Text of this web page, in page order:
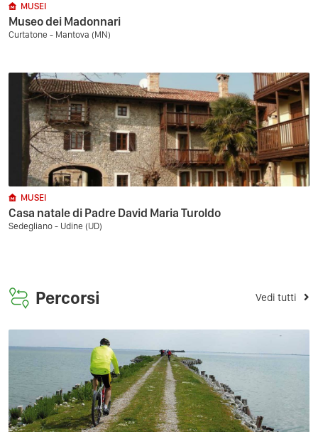
MUSEI
Museo dei Madonnari
Curtatone - Mantova (MN)
MUSEI
Casa natale di Padre David Maria Turoldo
Sedegliano - Udine (UD)
Percorsi Vedi tutti